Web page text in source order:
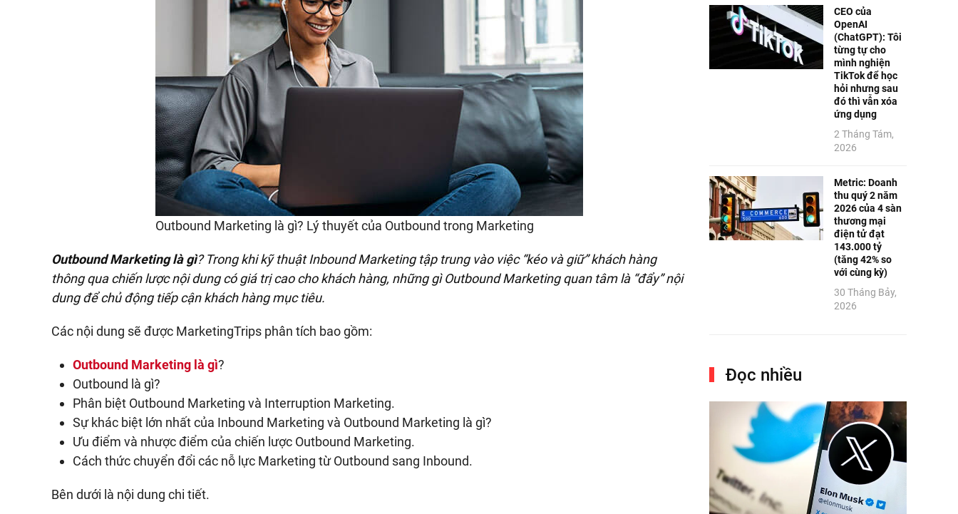
Outbound Marketing là gì? Lý thuyết của Outbound trong Marketing
Outbound Marketing là gì? Trong khi kỹ thuật Inbound Marketing tập trung vào việc “kéo và giữ” khách hàng
thông qua chiến lược nội dung có giá trị cao cho khách hàng, những gì Outbound Marketing quan tâm là “đẩy” nội
dung để chủ động tiếp cận khách hàng mục tiêu.
Các nội dung sẽ được MarketingTrips phân tích bao gồm:
Outbound Marketing là gì?
Outbound là gì?
Phân biệt Outbound Marketing và Interruption Marketing.
Sự khác biệt lớn nhất của Inbound Marketing và Outbound Marketing là gì?
Ưu điểm và nhược điểm của chiến lược Outbound Marketing.
Cách thức chuyển đổi các nỗ lực Marketing từ Outbound sang Inbound.
Bên dưới là nội dung chi tiết.
CEO của
OpenAI
(ChatGPT): Tôi
từng tự cho
mình nghiện
TikTok để học
hỏi nhưng sau
đó thì vẫn xóa
ứng dụng
2 Tháng Tám,
2026
Metric: Doanh
thu quý 2 năm
2026 của 4 sàn
thương mại
điện tử đạt
143.000 tỷ
(tăng 42% so
với cùng kỳ)
30 Tháng Bảy,
2026
Đọc nhiều